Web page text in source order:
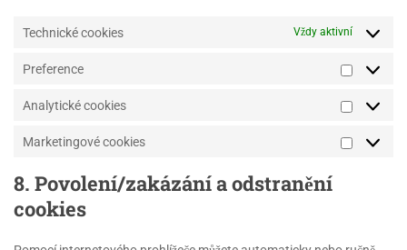
Technické cookies Vždy aktivní
Preference
Analytické cookies
Marketingové cookies
8. Povolení/zakázání a odstranění
cookies